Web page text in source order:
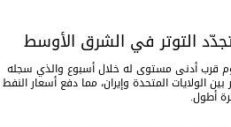
التوتر في الشرق الأوسط
قرب أدنى مستوى له خلال أسبوع والذي سجله
الولايات المتحدة وإيران، مما دفع أسعار النفط
أطول.